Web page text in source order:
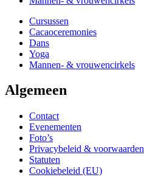
Cursussen
Cacaoceremonies
Dans
Yoga
Mannen- & vrouwencirkels
Algemeen
Contact
Evenementen
Foto’s
Privacybeleid & voorwaarden
Statuten
Cookiebeleid (EU)